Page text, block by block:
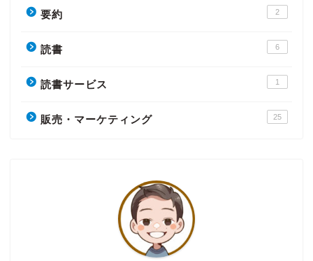
要約 2
読書 6
読書サービス 1
販売・マーケティング 25